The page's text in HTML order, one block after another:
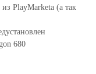
PlayMarketa (а так
680